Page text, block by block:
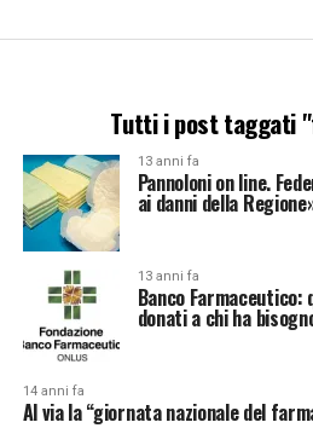
Tutti i post taggati
13 anni fa
Pannoloni on line.
ai danni della
13 anni fa
Banco
donati a chi ha
14 anni fa
Al via la “giornata nazionale del